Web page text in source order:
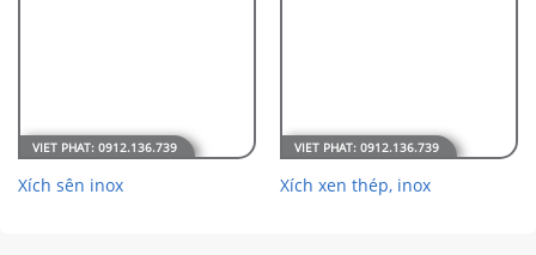
Xích sên inox Xích xen thép, inox